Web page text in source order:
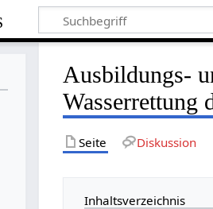
Ausbildungs-
Wasserrettung
Seite Diskussion
Inhaltsverzeichnis